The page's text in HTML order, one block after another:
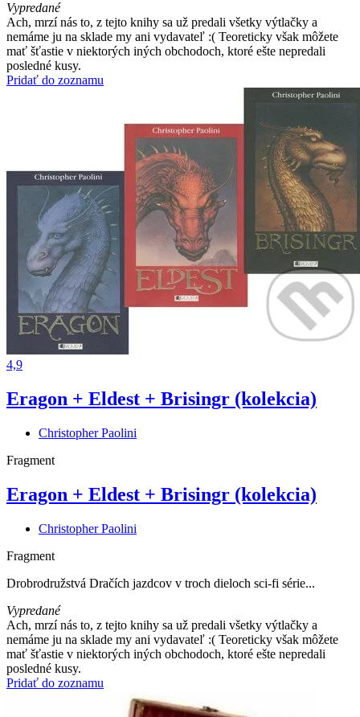
Vypredané
Ach, mrzí nás to, z tejto knihy sa už predali všetky výtlačky a
nemáme ju na sklade my ani vydavateľ :( Teoreticky však môžete
mať šťastie v niektorých iných obchodoch, ktoré ešte nepredali
posledné kusy.
Pridať do zoznamu
4,9
Eragon + Eldest + Brisingr (kolekcia)
Christopher Paolini
Fragment
Eragon + Eldest + Brisingr (kolekcia)
Christopher Paolini
Fragment
Drobrodružstvá Dračích jazdcov v troch dieloch sci-fi série...
Vypredané
Ach, mrzí nás to, z tejto knihy sa už predali všetky výtlačky a
nemáme ju na sklade my ani vydavateľ :( Teoreticky však môžete
mať šťastie v niektorých iných obchodoch, ktoré ešte nepredali
posledné kusy.
Pridať do zoznamu